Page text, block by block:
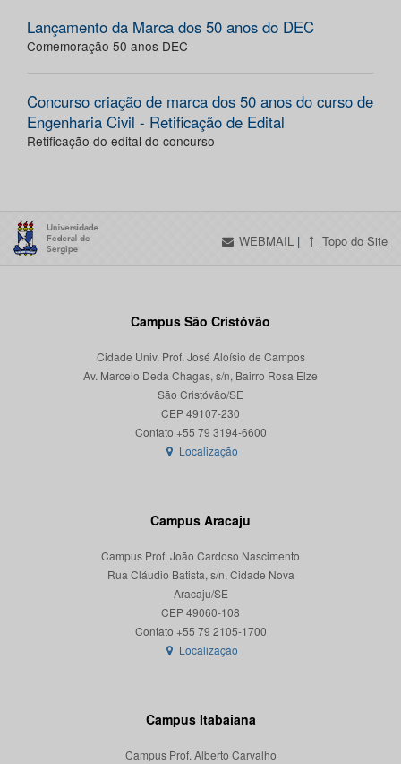
Lançamento da Marca dos 50 anos do DEC
Comemoração 50 anos DEC
Concurso criação de marca dos 50 anos do curso de
Engenharia Civil - Retificação de Edital
Retificação do edital do concurso
WEBMAIL | Topo do Site
Campus São Cristóvão
Cidade Univ. Prof. José Aloísio de Campos
Av. Marcelo Deda Chagas, s/n, Bairro Rosa Elze
São Cristóvão/SE
CEP 49107-230
Localização
Campus Aracaju
Campus Prof. João Cardoso Nascimento
Rua Cláudio Batista, s/n, Cidade Nova
Aracaju/SE
CEP 49060-108
Localização
Campus Itabaiana
Campus Prof. Alberto Carvalho